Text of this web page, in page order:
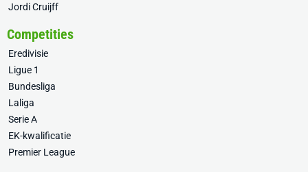
Jordi Cruijff
Competities
Eredivisie
Ligue 1
Bundesliga
Laliga
Serie A
EK-kwalificatie
Premier League